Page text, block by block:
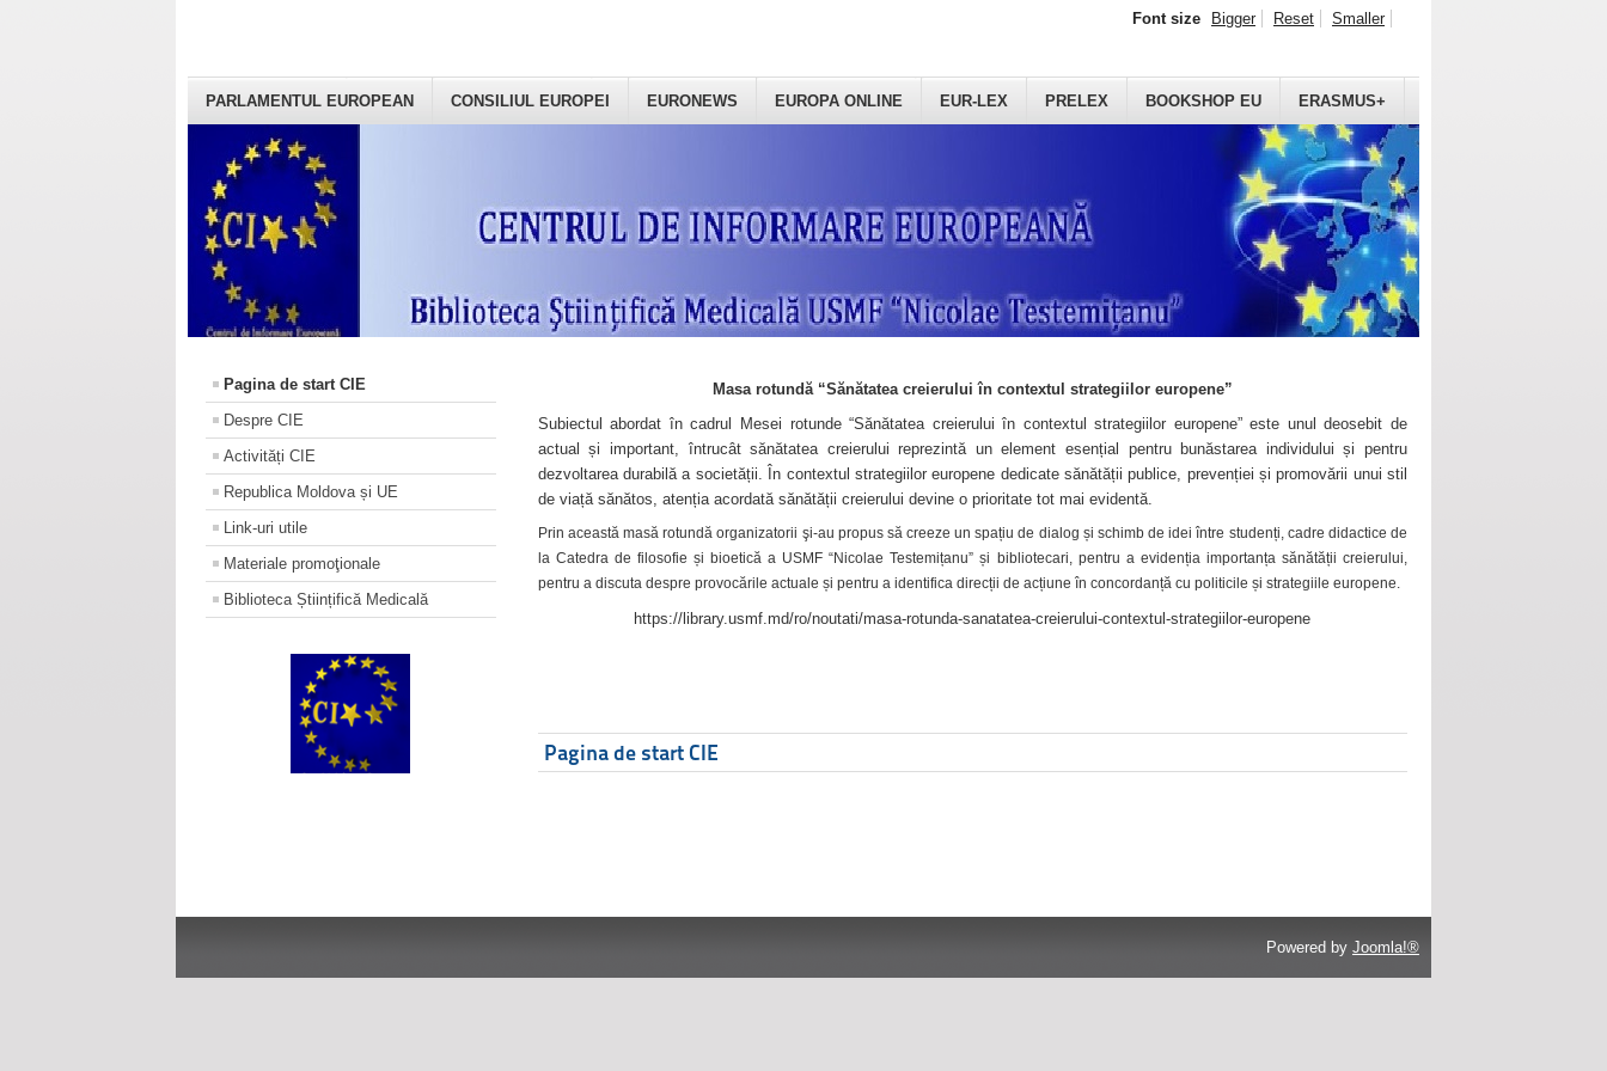
PARLAMENTUL EUROPEAN CONSILIUL EUROPEI EURONEWS EUROPA ONLINE EUR-LEX PRELEX BOOKSHOP EU ERASMUS+
Font size Bigger Reset Smaller
Pagina de start CIE
Despre CIE
Activități CIE
Republica Moldova și UE
Link-uri utile
Materiale promoţionale
Biblioteca Științifică Medicală
Masa rotundă “Sănătatea creierului în contextul strategiilor europene”
Subiectul abordat în cadrul Mesei rotunde “Sănătatea creierului în contextul strategiilor europene” este unul deosebit de
actual și important, întrucât sănătatea creierului reprezintă un element esențial pentru bunăstarea individului și pentru
dezvoltarea durabilă a societății. În contextul strategiilor europene dedicate sănătății publice, prevenției și promovării unui stil
de viață sănătos, atenția acordată sănătății creierului devine o prioritate tot mai evidentă.
Prin această masă rotundă organizatorii şi-au propus să creeze un spațiu de dialog și schimb de idei între studenți, cadre didactice de
la Catedra de filosofie și bioetică a USMF “Nicolae Testemițanu” și bibliotecari, pentru a evidenția importanța sănătății creierului,
pentru a discuta despre provocările actuale și pentru a identifica direcții de acțiune în concordanță cu politicile și strategiile europene.
https://library.usmf.md/ro/noutati/masa-rotunda-sanatatea-creierului-contextul-strategiilor-europene
Pagina de start CIE
Powered by Joomla!®